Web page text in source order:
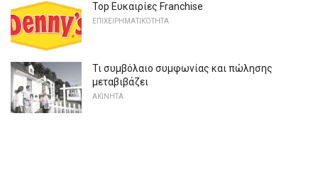
Top Ευκαιρίες Franchise
ΕΠΙΧΕΙΡΗΜΑΤΙΚΌΤΗΤΑ
Τι συμβόλαιο συμφωνίας και πώλησης
μεταβιβάζει
ΑΚΊΝΗΤΑ